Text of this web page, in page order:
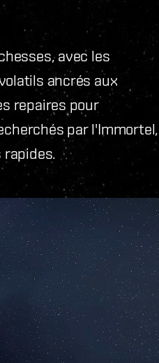
avec les
ancrés aux
repaires pour
par l'Immortel,
rapides.